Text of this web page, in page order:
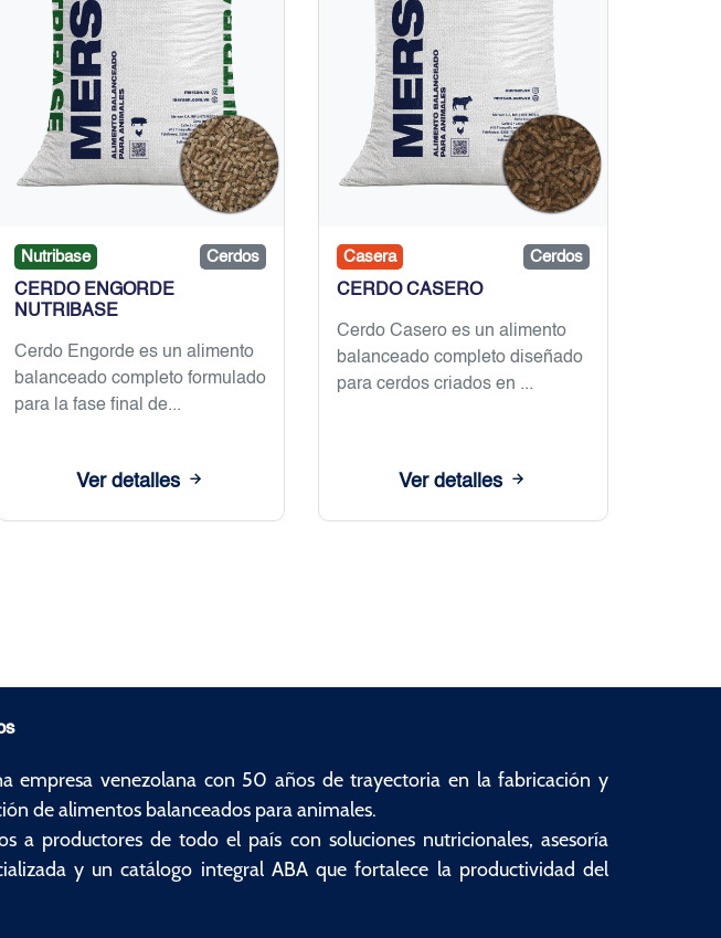
Nutribase Cerdos
CERDO ENGORDE
NUTRIBASE
Cerdo Engorde es un alimento
balanceado completo formulado
para la fase final de...
Ver detalles
Casera Cerdos
CERDO CASERO
Cerdo Casero es un alimento
balanceado completo diseñado
para cerdos criados en ...
Ver detalles
empresa venezolana con 50 años de trayectoria en la fabricación y
de alimentos balanceados para animales.
a productores de todo el país con soluciones nutricionales, asesoría
y un catálogo integral ABA que fortalece la productividad del